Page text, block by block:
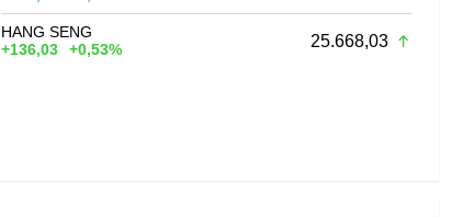
HANG SENG
+136,03
+0,53% 25.668,03